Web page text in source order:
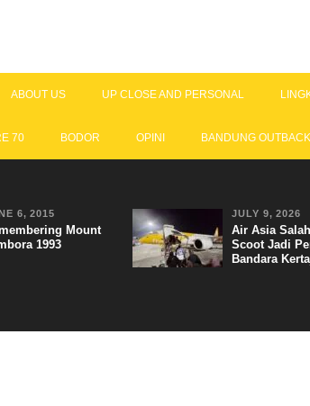
ABOUT US UP CLOSE AND PERSONAL
70 BODOR OPINI BANDUNG OUTBACK
6, 2015
Mount
1993
JULY 9, 2026
Air Asia
Scoot Jadi
Bandara